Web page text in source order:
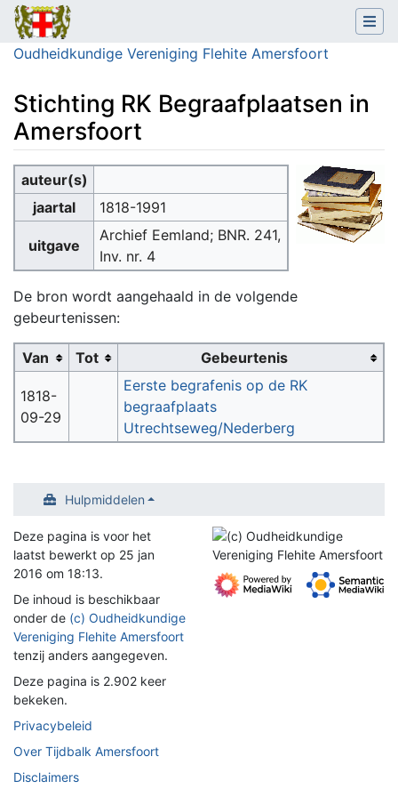
Oudheidkundige Vereniging Flehite Amersfoort
Stichting RK Begraafplaatsen in
Amersfoort
Ga naar:navigatie
auteur(s)
jaartal
1818-1991
uitgave
Archief Eemland; BNR. 241,
Inv. nr. 4
De bron wordt aangehaald in de volgende
gebeurtenissen:
Van Tot Gebeurtenis
1818-
09-29
Eerste begrafenis op de RK
begraafplaats
Utrechtseweg/Nederberg
Hulpmiddelen
Deze pagina is voor het
laatst bewerkt op 25 jan
2016 om 18:13.
De inhoud is beschikbaar
onder de (c) Oudheidkundige
Vereniging Flehite Amersfoort
tenzij anders aangegeven.
Deze pagina is 2.902 keer
bekeken.
Privacybeleid
Over Tijdbalk Amersfoort
Disclaimers